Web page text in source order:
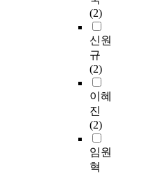
(2)
신원
규
(2)
이혜
진
(2)
임원
혁